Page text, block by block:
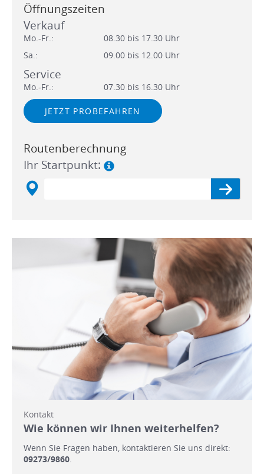
Öffnungszeiten
Verkauf
Mo.-Fr.:
08.30 bis 17.30 Uhr
Sa.:
09.00 bis 12.00 Uhr
Service
Mo.-Fr.: 07.30 bis 16.30 Uhr
JETZT PROBEFAHREN
Routenberechnung
Ihr Startpunkt:
Kontakt
Wie können wir Ihnen weiterhelfen?
Wenn Sie Fragen haben, kontaktieren Sie uns direkt:
09273/9860.